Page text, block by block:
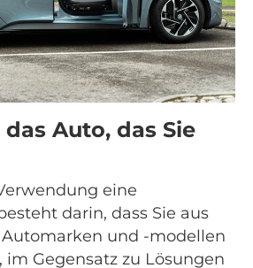
Auto, das Sie
eine
darin, dass Sie aus
und -modellen
Gegensatz zu Lösungen